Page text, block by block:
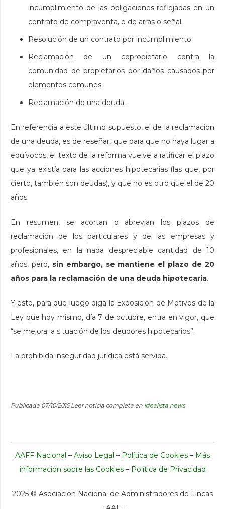
incumplimiento de las obligaciones reflejadas en un
contrato de compraventa, o de arras o señal.
Resolución de un contrato por incumplimiento.
Reclamación de un copropietario contra la
comunidad de propietarios por daños causados por
elementos comunes.
Reclamación de una deuda.
En referencia a este último supuesto, el de la reclamación
de una deuda, es de reseñar, que para que no haya lugar a
equívocos, el texto de la reforma vuelve a ratificar el plazo
que ya existía para las acciones hipotecarias (las que, por
cierto, también son deudas), y que no es otro que el de 20
años.
En resumen, se acortan o abrevian los plazos de
reclamación de los particulares y de las empresas y
profesionales, en la nada despreciable cantidad de 10
años, pero, sin embargo, se mantiene el plazo de 20
años para la reclamación de una deuda hipotecaria.
Y esto, para que luego diga la Exposición de Motivos de la
Ley que hoy mismo, día 7 de octubre, entra en vigor, que
“se mejora la situación de los deudores hipotecarios”.
La prohibida inseguridad jurídica está servida.
Publicada 07/10/2015 Leer noticia completa en idealista news
AAFF Nacional – Aviso Legal – Política de Cookies – Más
información sobre las Cookies– Política de Privacidad
2025 © Asociación Nacional de Administradores de Fincas